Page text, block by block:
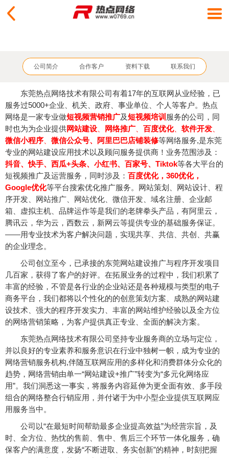
公司简介 合作客户 资料下载 联系我们
东莞热点网络技术有限公司有着17年的互联网从业经验，已
服务过5000+企业、机关、政府、事业单位、个人等客户。热点
网络是一家专业做短视频营销推广及短视频培训 服务的公司，同
时也为为企业提供网站建设 网络推广 百度优化、 软件开发
微信小程序
微信公众号、阿里巴巴店铺装修等网络服务,是东莞
专业的网站建设应用技术以及顾问服务提供商！业务范围涉及：
抖音、快手、 西瓜+头条、 小红书、 百家号、 Tiktok等各大平台的
短视频推广及运营服务 ，同时涉及： 百度优化，360优化 ，
Google优化等平台搜索优化推广服务。 网站策划、网站设计、程
序开发、网站推广、网站优化、微信开发、域名注册、企业邮
箱、虚拟主机、品牌运作等是我们的老牌拳头产品，有阿里云，
腾讯云，华为云，西数云，新网云等提供专业的基础服务保证。
——用专业技术为客户解决问题，实现共享、共信、共创、共赢
的企业理念。
公司创立至今，已承接的东莞网站建设推广与程序开发项目
几百家，获得了客户的好评。在拓展业务的过程中，我们积累了
丰富的经验，不管是各行业的企业站还是各种规模与类型的电子
商务平台，我们都将以个性化的的创意策划方案、成熟的网站建
设技术、强大的程序开发实力、丰富的网站维护经验以及全方位
的网络营销策略，为客户提供真正专业、全面的解决方案。
东莞热点网络技术有限公司坚持专业服务商的立场与定位，
并以良好的专业素养和服务意识在行业中独树一帜，成为专业的
网络营销服务机构,伴随互联网应用的多样化和消费群体分众化的
趋势，网络营销由单一“网站建设+推广”转变为“多元化网络应
用”。我们洞悉这一事实，将服务内容延伸为更全面有效、多手段
组合的网络整合行销应用，并付诸于为中小型企业提供互联网应
用服务当中。
公司以“在最短时间帮助最多企业提高效益”为经营宗旨，及
时、全方位、热忱的售前、售中、售后三个环节一体化服务，确
保客户的满意度，发扬“不断进取、务实创新”的精神，时刻把握